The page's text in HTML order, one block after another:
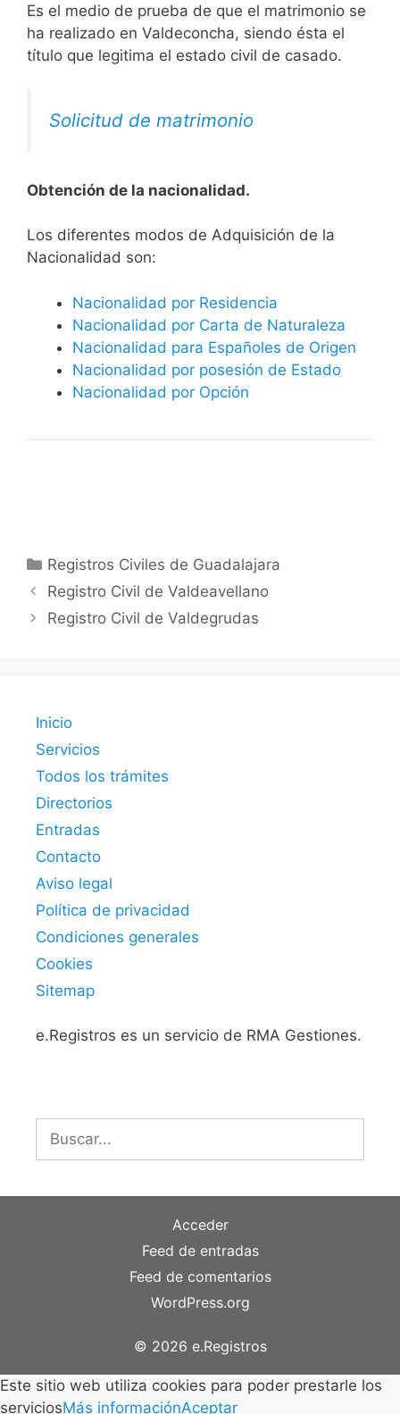
Es el medio de prueba de que el matrimonio se
ha realizado en Valdeconcha, siendo ésta el
título que legitima el estado civil de casado.
Solicitud de matrimonio
Obtención de la nacionalidad.
​​​Los diferentes modos de Adquisición de la
Nacionalidad son:
Nacionalidad por Residencia
Nacionalidad por Carta de Naturaleza
Nacionalidad para Españoles de Origen
Nacionalidad por posesión de Estado
Nacionalidad por Opción
Categorías
Registros Civiles de Guadalajara
Registro Civil de Valdeavellano
Registro Civil de Valdegrudas
Inicio
Servicios
Todos los trámites
Directorios
Entradas
Contacto
Aviso legal
Política de privacidad
Condiciones generales
Cookies
Sitemap
e.Registros es un servicio de RMA Gestiones.
Buscar:
Acceder
Feed de entradas
Feed de comentarios
WordPress.org
© 2026 e.Registros
Este sitio web utiliza cookies para poder prestarle los
serviciosMás informaciónAceptar